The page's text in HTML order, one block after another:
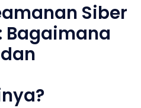
Siber
Bagaimana